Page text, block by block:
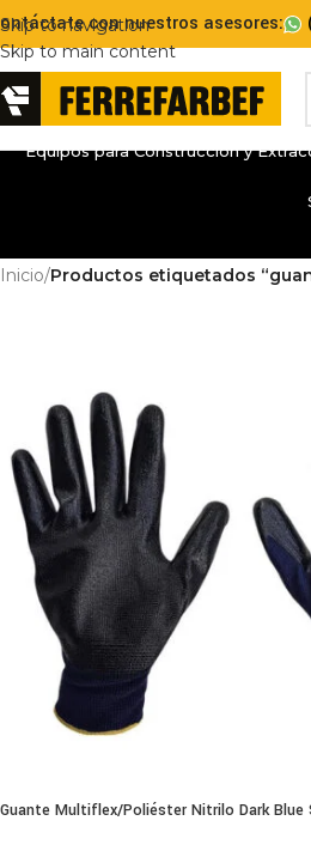
Skip to navigation
Skip to main content
con nuestros asesores:
Equipos para Construcción y
Inicio/Productos etiquetados
Guante Multiflex/Poliéster Nitrilo Dark Blue